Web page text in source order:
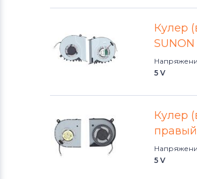
Кулер
SUNON
5 V
Кулер
правый
5 V